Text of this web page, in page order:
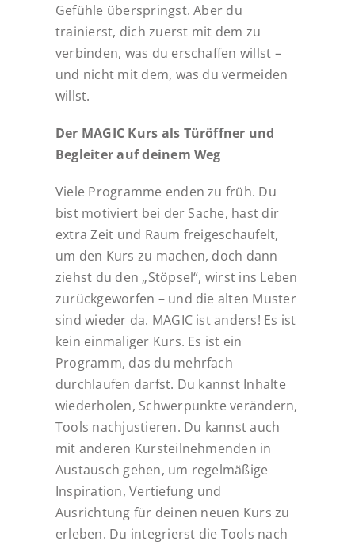
Gefühle überspringst. Aber du
trainierst, dich zuerst mit dem zu
verbinden, was du erschaffen willst –
und nicht mit dem, was du vermeiden
willst.
Der MAGIC Kurs als Türöffner und
Begleiter auf deinem Weg
Viele Programme enden zu früh. Du
bist motiviert bei der Sache, hast dir
extra Zeit und Raum freigeschaufelt,
um den Kurs zu machen, doch dann
ziehst du den „Stöpsel“, wirst ins Leben
zurückgeworfen – und die alten Muster
sind wieder da. MAGIC ist anders! Es ist
kein einmaliger Kurs. Es ist ein
Programm, das du mehrfach
durchlaufen darfst. Du kannst Inhalte
wiederholen, Schwerpunkte verändern,
Tools nachjustieren. Du kannst auch
mit anderen Kursteilnehmenden in
Austausch gehen, um regelmäßige
Inspiration, Vertiefung und
Ausrichtung für deinen neuen Kurs zu
erleben. Du integrierst die Tools nach